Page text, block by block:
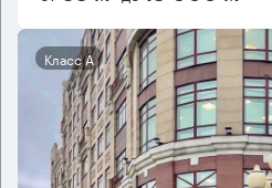
Класс А